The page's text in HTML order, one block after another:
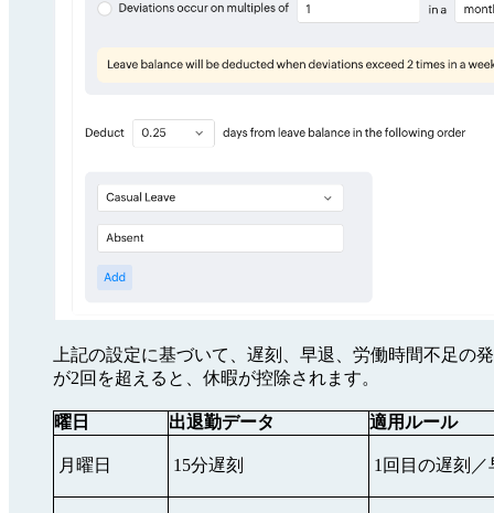
上記の設定に基づいて、遅刻、早退、労働時間不足の
が2回を超えると、休暇が控除されます。
曜日 出退勤データ 適用ルール
月曜日 15分遅刻 1回目の遅刻／